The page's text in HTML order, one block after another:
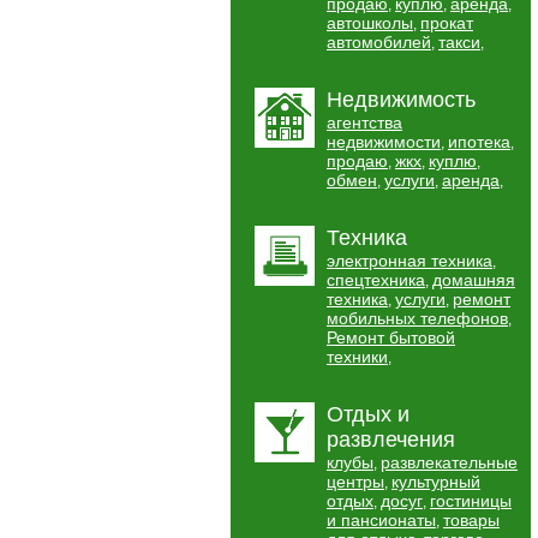
, , ,
автошколы, прокат
автомобилей, такси,
Недвижимость
агентства
недвижимости, ипотека,
продаю, жкх, куплю,
обмен, услуги, аренда,
Техника
электронная техника,
спецтехника, домашняя
техника, услуги, ремонт
мобильных телефонов,
Ремонт бытовой
техники,
Отдых и
развлечения
клубы, развлекательные
центры, культурный
отдых, досуг, гостиницы
и пансионаты, товары